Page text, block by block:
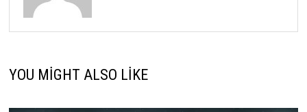
YOU MIGHT ALSO LIKE